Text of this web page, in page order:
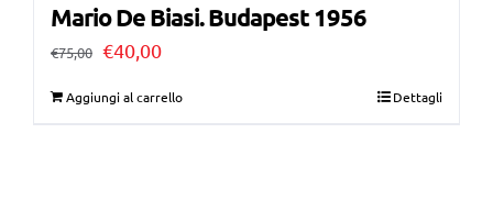
Mario De Biasi. Budapest 1956
€75,00 Il
€40,00Il
Aggiungi al carrello Dettagli